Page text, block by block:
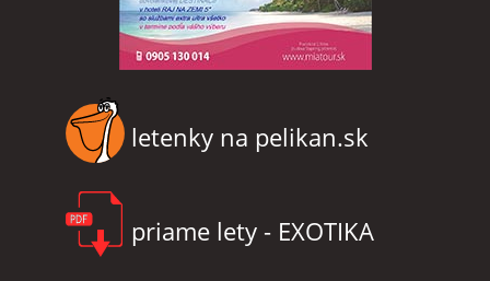
letenky na pelikan.sk
priame lety - EXOTIKA